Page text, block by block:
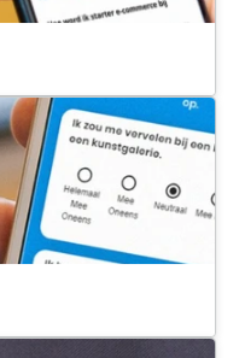
Video Call
Call ein bisschen besser
wir mehr über deine
die Position erfahren.